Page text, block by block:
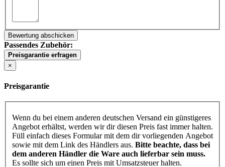
Bewertung abschicken
Passendes Zubehör:
Preisgarantie erfragen
×
Preisgarantie
Wenn du bei einem anderen deutschen Versand ein günstigeres
Angebot erhältst, werden wir dir diesen Preis fast immer halten.
Füll einfach dieses Formular mit dem dir vorliegenden Angebot
sowie mit dem Link des Händlers aus. Bitte beachte, dass bei
dem anderen Händler die Ware auch lieferbar sein muss.
Es sollte sich um einen Preis mit Umsatzsteuer halten.